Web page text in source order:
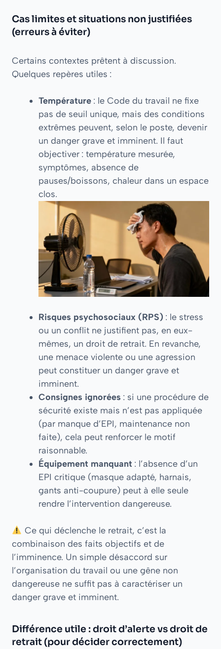
Cas limites et situations non justifiées
(erreurs à éviter)
Certains contextes prêtent à discussion.
Quelques repères utiles :
Température : le Code du travail ne fixe
pas de seuil unique, mais des conditions
extrêmes peuvent, selon le poste, devenir
un danger grave et imminent. Il faut
objectiver : température mesurée,
symptômes, absence de
pauses/boissons, chaleur dans un espace
clos.
Risques psychosociaux (RPS) : le stress
ou un conflit ne justifient pas, en eux-
mêmes, un droit de retrait. En revanche,
une menace violente ou une agression
peut constituer un danger grave et
imminent.
Consignes ignorées : si une procédure de
sécurité existe mais n’est pas appliquée
(par manque d’EPI, maintenance non
faite), cela peut renforcer le motif
raisonnable.
Équipement manquant : l’absence d’un
EPI critique (masque adapté, harnais,
gants anti-coupure) peut à elle seule
rendre l’intervention dangereuse.
Ce qui déclenche le retrait, c’est la
combinaison des faits objectifs et de
l’imminence. Un simple désaccord sur
l’organisation du travail ou une gêne non
dangereuse ne suffit pas à caractériser un
danger grave et imminent.
Différence utile : droit d’alerte vs droit de
retrait (pour décider correctement)